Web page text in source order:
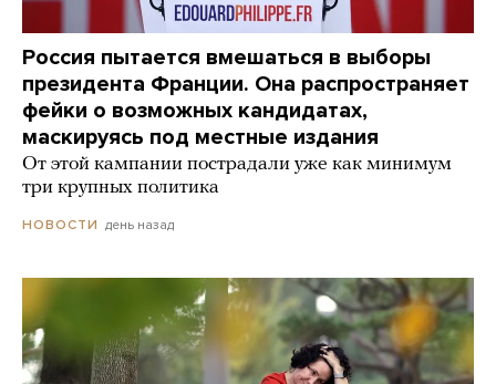
Россия пытается вмешаться в выборы
президента Франции. Она распространяет
фейки о возможных кандидатах,
маскируясь под местные издания
От этой кампании пострадали уже как минимум
три крупных политика
НОВОСТИ день назад